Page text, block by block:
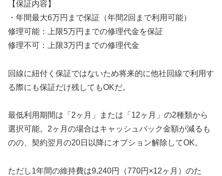
【保証内容】
・年間最大6万円まで保証（年間2回まで利用可能）
修理可能：上限5万円までの修理代金を保証
修理不可：上限3万円までの修理代金
回線に紐付く保証ではないため将来的に他社回線で利用す
る際にも保証だけ残してもOKだ。
最低利用期間は「2ヶ月」または「12ヶ月」の2種類から
選択可能。2ヶ月の場合はキャッシュバック金額が減るも
のの、契約翌月の20日以降にオプション解除してOK。
ただし1年間の維持費は9,240円（770円×12ヶ月）のた